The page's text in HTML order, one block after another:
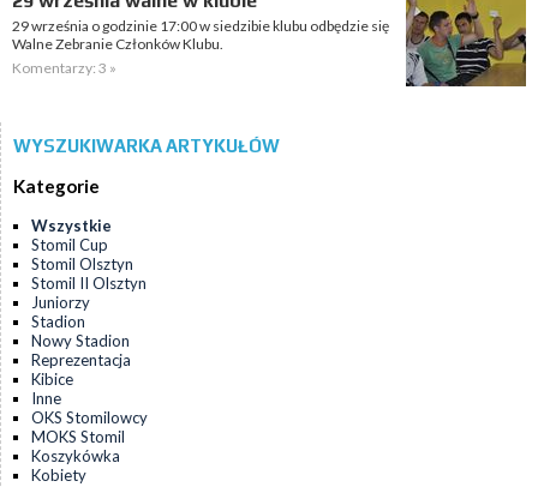
29 września o godzinie 17:00 w siedzibie klubu odbędzie się
Walne Zebranie Członków Klubu.
Komentarzy: 3 »
WYSZUKIWARKA ARTYKUŁÓW
Kategorie
Wszystkie
Stomil Cup
Stomil Olsztyn
Stomil II Olsztyn
Juniorzy
Stadion
Nowy Stadion
Reprezentacja
Kibice
Inne
OKS Stomilowcy
MOKS Stomil
Koszykówka
Kobiety